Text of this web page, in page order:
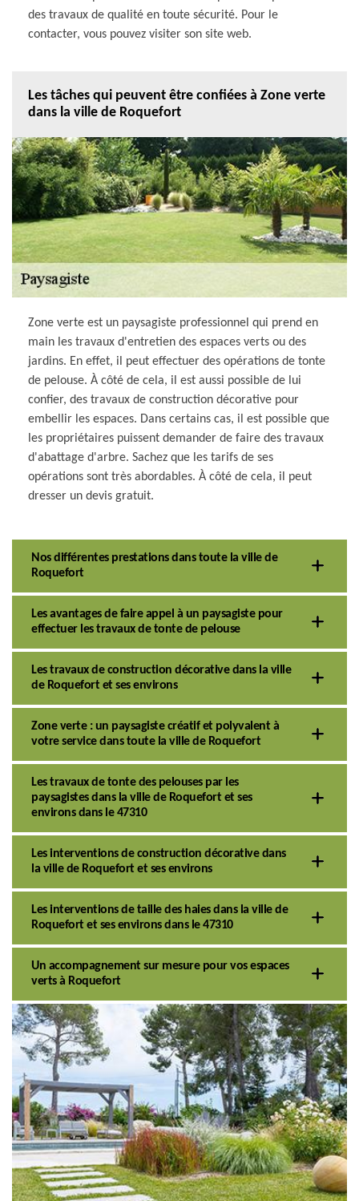
des travaux de qualité en toute sécurité. Pour le
contacter, vous pouvez visiter son site web.
Les tâches qui peuvent être confiées à Zone verte
dans la ville de Roquefort
Zone verte est un paysagiste professionnel qui prend en
main les travaux d'entretien des espaces verts ou des
jardins. En effet, il peut effectuer des opérations de tonte
de pelouse. À côté de cela, il est aussi possible de lui
confier, des travaux de construction décorative pour
embellir les espaces. Dans certains cas, il est possible que
les propriétaires puissent demander de faire des travaux
d'abattage d'arbre. Sachez que les tarifs de ses
opérations sont très abordables. À côté de cela, il peut
dresser un devis gratuit.
Nos différentes prestations dans toute la ville de
Roquefort
Les avantages de faire appel à un paysagiste pour
effectuer les travaux de tonte de pelouse
Les travaux de construction décorative dans la ville
de Roquefort et ses environs
Zone verte : un paysagiste créatif et polyvalent à
votre service dans toute la ville de Roquefort
Les travaux de tonte des pelouses par les
paysagistes dans la ville de Roquefort et ses
environs dans le 47310
Les interventions de construction décorative dans
la ville de Roquefort et ses environs
Les interventions de taille des haies dans la ville de
Roquefort et ses environs dans le 47310
Un accompagnement sur mesure pour vos espaces
verts à Roquefort